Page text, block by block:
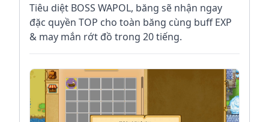
Tiêu diệt BOSS WAPOL, băng sẽ nhận ngay
đặc quyền TOP cho toàn băng cùng buff EXP
& may mắn rớt đồ trong 20 tiếng.